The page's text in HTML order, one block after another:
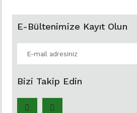
E-Bültenimize Kayıt Olun
Bizi Takip Edin